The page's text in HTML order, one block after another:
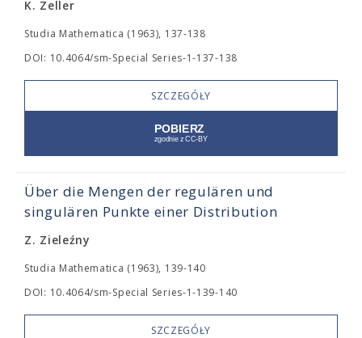
K. Zeller
Studia Mathematica (1963), 137-138
DOI: 10.4064/sm-Special Series-1-137-138
SZCZEGÓŁY
Über die Mengen der regulären und
singulären Punkte einer Distribution
Z. Zieleźny
Studia Mathematica (1963), 139-140
DOI: 10.4064/sm-Special Series-1-139-140
SZCZEGÓŁY